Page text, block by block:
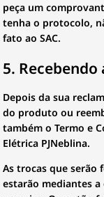
peça um
tenha o protocolo,
fato ao SAC.
5. Recebendo
Depois da sua
do produto ou
também o Termo e
Elétrica PJNeblina.
As trocas que serão
estarão mediantes